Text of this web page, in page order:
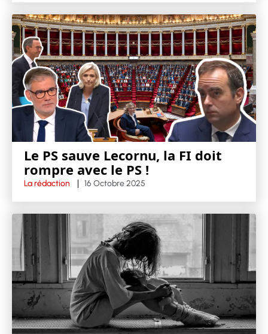
Le PS sauve Lecornu, la FI doit
rompre avec le PS !
La rédaction 16 Octobre 2025